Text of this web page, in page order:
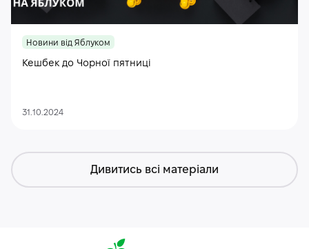
Новини від Яблуком
Кешбек до Чорної пятниці
31.10.2024
Дивитись всі матеріали